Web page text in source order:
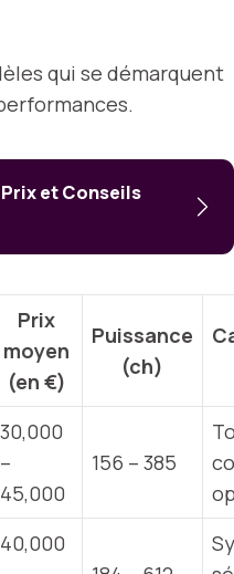
qui se démarquent
et Conseils
Prix
moyen
(en €)
Puissance
(ch)
30,000
–
45,000
156 – 385
40,000